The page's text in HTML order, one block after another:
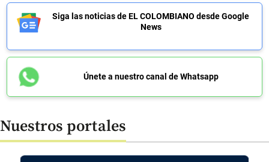
Siga las noticias de EL COLOMBIANO desde Google
News
Únete a nuestro canal de Whatsapp
Nuestros portales